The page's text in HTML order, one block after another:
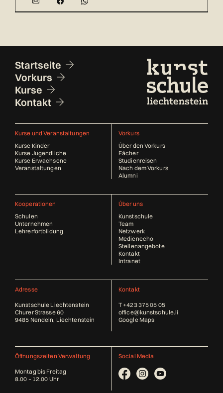
Fusszeile
Startseite
Vorkurs
Kurse
Kontakt
Kurse und Veranstaltungen
Kurse Kinder
Kurse Jugendliche
Kurse Erwachsene
Veranstaltungen
Vorkurs
Über den Vorkurs
Fächer
Studienreisen
Nach dem Vorkurs
Alumni
Kooperationen
Schulen
Unternehmen
Lehrerfortbildung
Über uns
Kunstschule
Team
Netzwerk
Medienecho
Stellenangebote
Kontakt
Intranet
Adresse
Kunstschule Liechtenstein
Churer Strasse 60
9485 Nendeln, Liechtenstein
Kontakt
T +423 375 05 05
office@kunstschule.li
Google Maps
Öffnungszeiten Verwaltung
Montag bis Freitag
8.00 – 12.00 Uhr
Social Media